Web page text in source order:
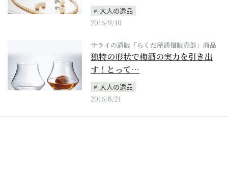
大人の逸品
2016/9/10
サライの通販「らくだ屋通信販売部」商品
独特の形状で梅酒の実力を引き出
す！とって…
大人の逸品
2016/8/21